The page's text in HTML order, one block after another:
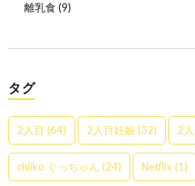
離乳食 (9)
タグ
2人目 (64) 2人目妊娠(32) 2
chiiko ぐっちゃん (24) Netflix (1)